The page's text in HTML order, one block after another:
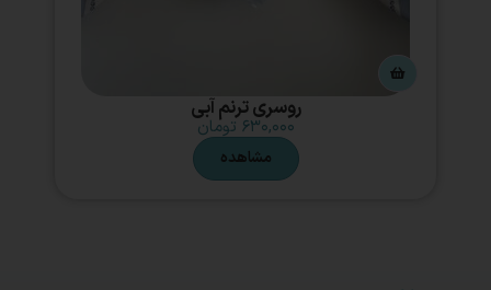
روسری ترنم آبی
۶۳۰,۰۰۰ تومان
مشاهده